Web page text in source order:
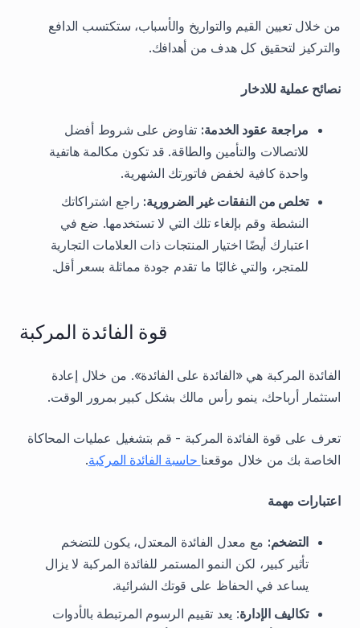
من خلال تعيين القيم والتواريخ والأسباب، ستكتسب الدافع
والتركيز لتحقيق كل هدف من أهدافك.
نصائح عملية للادخار
مراجعة عقود الخدمة:تفاوض على شروط أفضل
للاتصالات والتأمين والطاقة. قد تكون مكالمة هاتفية
واحدة كافية لخفض فاتورتك الشهرية.
تخلص من النفقات غير الضرورية:راجع اشتراكاتك
النشطة وقم بإلغاء تلك التي لا تستخدمها. ضع في
اعتبارك أيضًا اختيار المنتجات ذات العلامات التجارية
للمتجر، والتي غالبًا ما تقدم جودة مماثلة بسعر أقل.
قوة الفائدة المركبة
الفائدة المركبة هي «الفائدة على الفائدة». من خلال إعادة
استثمار أرباحك، ينمو رأس مالك بشكل كبير بمرور الوقت.
تعرف على قوة الفائدة المركبة - قم بتشغيل عمليات المحاكاة
الخاصة بك من خلال موقعناحاسبة الفائدة المركبة.
اعتبارات مهمة
التضخم:مع معدل الفائدة المعتدل، يكون للتضخم
تأثير كبير، لكن النمو المستمر للفائدة المركبة لا يزال
يساعد في الحفاظ على قوتك الشرائية.
تكاليف الإدارة: يعد تقييم الرسوم المرتبطة بالأدوات